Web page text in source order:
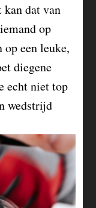
dat van
op
een leuke,
diegene
echt niet top
wedstrijd